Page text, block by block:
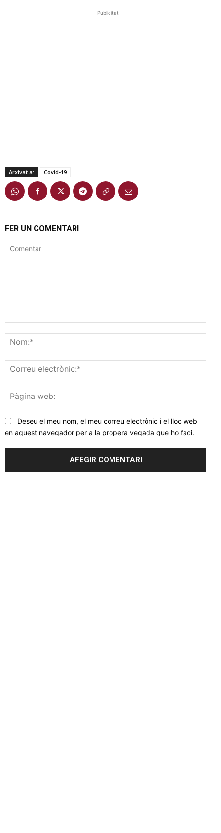
Publicitat
Arxivat a: Covid-19
FER UN COMENTARI
web:
Deseu el meu nom, el meu correu electrònic i el lloc web
en aquest navegador per a la propera vegada que ho faci.